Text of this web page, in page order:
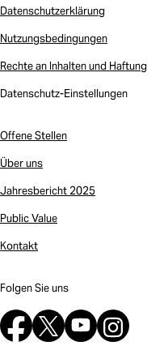
Folgen Sie uns
Datenschutzerklärung
Nutzungsbedingungen
Rechte an Inhalten und Haftung
Datenschutz-Einstellungen
Offene Stellen
Über uns
Jahresbericht 2025
Public Value
Kontakt